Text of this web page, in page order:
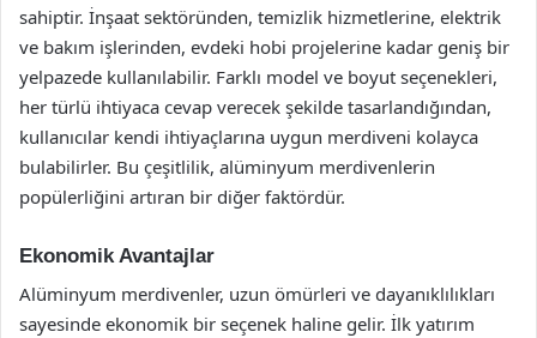
sahiptir. İnşaat sektöründen, temizlik hizmetlerine, elektrik
ve bakım işlerinden, evdeki hobi projelerine kadar geniş bir
yelpazede kullanılabilir. Farklı model ve boyut seçenekleri,
her türlü ihtiyaca cevap verecek şekilde tasarlandığından,
kullanıcılar kendi ihtiyaçlarına uygun merdiveni kolayca
bulabilirler. Bu çeşitlilik, alüminyum merdivenlerin
popülerliğini artıran bir diğer faktördür.
Ekonomik Avantajlar
Alüminyum merdivenler, uzun ömürleri ve dayanıklılıkları
sayesinde ekonomik bir seçenek haline gelir. İlk yatırım